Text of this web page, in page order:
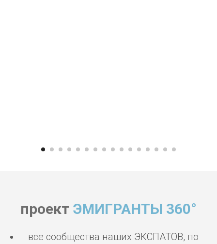
проект ЭМИГРАНТЫ 360°
все сообщества наших ЭКСПАТОВ, по